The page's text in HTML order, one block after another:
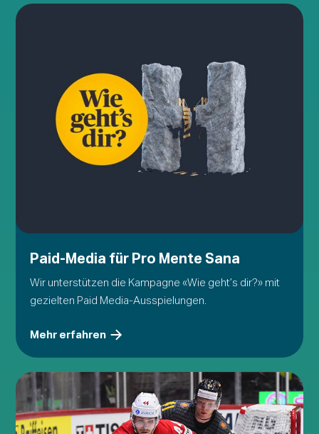
Paid-Media für Pro Mente Sana
Wir unterstützen die Kampagne «Wie geht’s dir?» mit
gezielten Paid Media-Ausspielungen.
Mehr erfahren